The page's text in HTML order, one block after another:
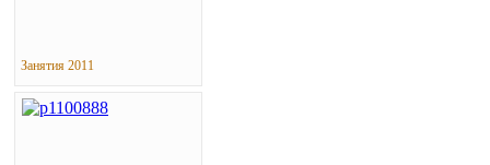
Занятия 2011